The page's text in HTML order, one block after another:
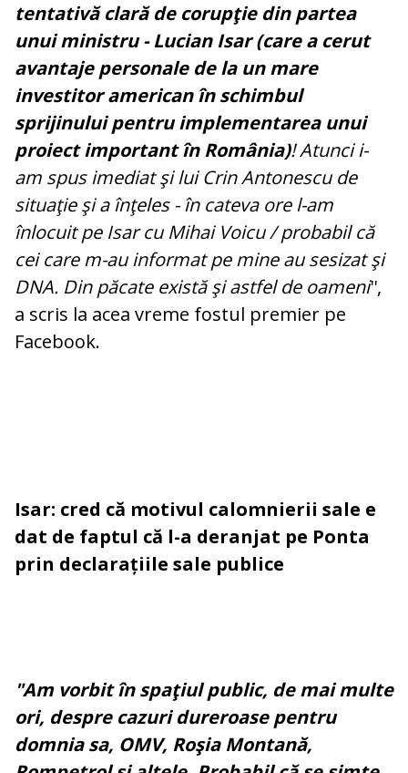
tentativă clară de corupţie din partea
unui ministru - Lucian Isar (care a cerut
avantaje personale de la un mare
investitor american în schimbul
sprijinului pentru implementarea unui
proiect important în România)! Atunci i-
am spus imediat şi lui Crin Antonescu de
situaţie şi a înţeles - în cateva ore l-am
înlocuit pe Isar cu Mihai Voicu / probabil că
cei care m-au informat pe mine au sesizat şi
DNA. Din păcate există şi astfel de oameni'',
a scris la acea vreme fostul premier pe
Facebook.
Isar: cred că motivul calomnierii sale e
dat de faptul că l-a deranjat pe Ponta
prin declarațiile sale publice
"Am vorbit în spaţiul public, de mai multe
ori, despre cazuri dureroase pentru
domnia sa, OMV, Roşia Montană,